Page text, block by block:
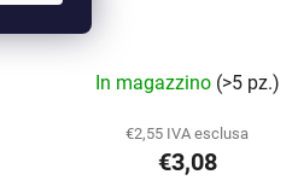
In magazzino (>5 pz.)
€2,55 IVA esclusa
€3,08